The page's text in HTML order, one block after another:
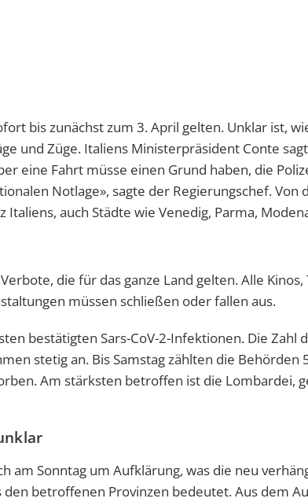
bis zunächst zum 3. April gelten. Unklar ist,
und Züge. Italiens Ministerpräsident Conte
eine Fahrt müsse einen Grund haben, die
Notlage», sagte der Regierungschef. Von
auch Städte wie Venedig, Parma,
die für das ganze Land gelten. Alle
müssen schließen oder fallen aus.
bestätigten Sars-CoV-2-Infektionen. Die Zahl
stetig an. Bis Samstag zählten die Behörden
Am stärksten betroffen ist die Lombardei,
am Sonntag um Aufklärung, was die neu
betroffenen Provinzen bedeutet. Aus dem